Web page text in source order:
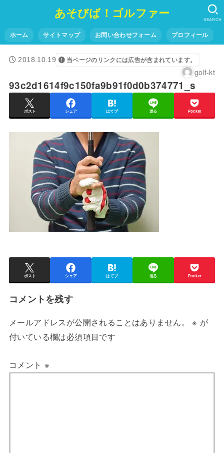
あそびば！ゴルファー
ホーム サイトマップ お問い合わせフォーム プロフィール
SEARCH
2018.10.19 当ページのリンクには広告が含まれています。
golf-kt
93c2d1614f9c150fa9b91f0d0b374771_s
ポスト シェア はてブ 送る Pocket
ポスト シェア はてブ 送る Pocket
コメントを残す
メールアドレスが公開されることはありません。 ※ が
付いている欄は必須項目です
コメント ※